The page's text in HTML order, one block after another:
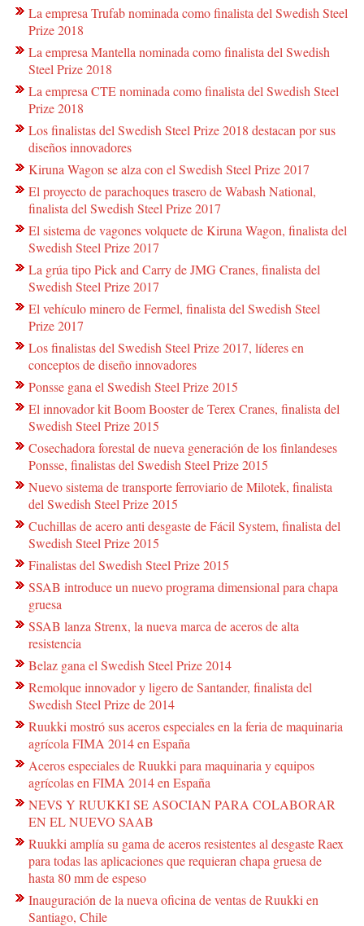
La empresa Trufab nominada como finalista del Swedish Steel
Prize 2018
La empresa Mantella nominada como finalista del Swedish
Steel Prize 2018
La empresa CTE nominada como finalista del Swedish Steel
Prize 2018
Los finalistas del Swedish Steel Prize 2018 destacan por sus
diseños innovadores
Kiruna Wagon se alza con el Swedish Steel Prize 2017
El proyecto de parachoques trasero de Wabash National,
finalista del Swedish Steel Prize 2017
El sistema de vagones volquete de Kiruna Wagon, finalista del
Swedish Steel Prize 2017
La grúa tipo Pick and Carry de JMG Cranes, finalista del
Swedish Steel Prize 2017
El vehículo minero de Fermel, finalista del Swedish Steel
Prize 2017
Los finalistas del Swedish Steel Prize 2017, líderes en
conceptos de diseño innovadores
Ponsse gana el Swedish Steel Prize 2015
El innovador kit Boom Booster de Terex Cranes, finalista del
Swedish Steel Prize 2015
Cosechadora forestal de nueva generación de los finlandeses
Ponsse, finalistas del Swedish Steel Prize 2015
Nuevo sistema de transporte ferroviario de Milotek, finalista
del Swedish Steel Prize 2015
Cuchillas de acero anti desgaste de Fácil System, finalista del
Swedish Steel Prize 2015
Finalistas del Swedish Steel Prize 2015
SSAB introduce un nuevo programa dimensional para chapa
gruesa
SSAB lanza Strenx, la nueva marca de aceros de alta
resistencia
Belaz gana el Swedish Steel Prize 2014
Remolque innovador y ligero de Santander, finalista del
Swedish Steel Prize de 2014
Ruukki mostró sus aceros especiales en la feria de maquinaria
agrícola FIMA 2014 en España
Aceros especiales de Ruukki para maquinaria y equipos
agrícolas en FIMA 2014 en España
NEVS Y RUUKKI SE ASOCIAN PARA COLABORAR
EN EL NUEVO SAAB
Ruukki amplía su gama de aceros resistentes al desgaste Raex
para todas las aplicaciones que requieran chapa gruesa de
hasta 80 mm de espeso
Inauguración de la nueva oficina de ventas de Ruukki en
Santiago, Chile